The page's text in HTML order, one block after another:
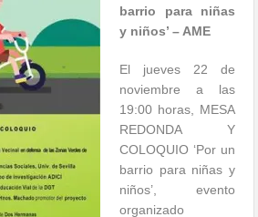
barrio para niñas
y niños’ – AME
El jueves 22 de
noviembre a las
19:00 horas, MESA
REDONDA Y
COLOQUIO ‘Por un
barrio para niñas y
niños’, evento
organizado